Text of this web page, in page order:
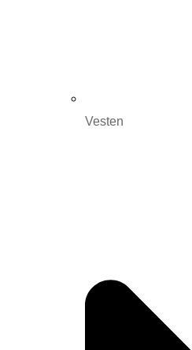
Vesten